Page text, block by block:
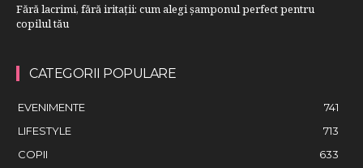
Fără lacrimi, fără iritații: cum alegi șamponul perfect pentru
copilul tău
CATEGORII POPULARE
EVENIMENTE
741
LIFESTYLE
713
COPII
633